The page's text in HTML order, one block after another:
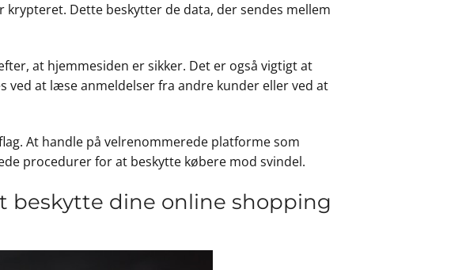
Dette beskytter de data, der sendes mellem
at hjemmesiden er sikker. Det er også vigtigt at
ved at læse anmeldelser fra andre kunder eller ved at
At handle på velrenommerede platforme som
procedurer for at beskytte købere mod svindel.
beskytte dine online shopping